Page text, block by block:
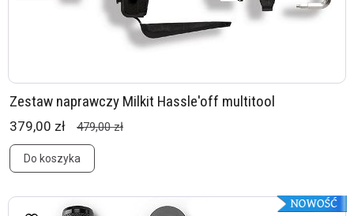
Zestaw naprawczy Milkit Hassle'off multitool
379,00 zł 479,00 zł
Do koszyka